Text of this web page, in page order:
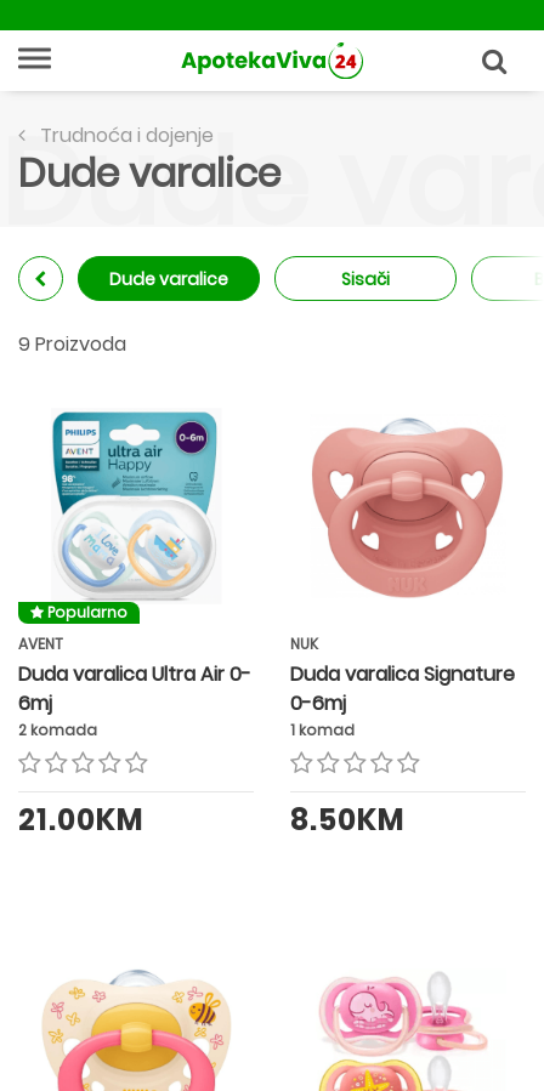
Trudnoća i dojenje
Dude varalice
Dude
Dude varalice Sisači
9 Proizvoda
Popularno
AVENT
Duda varalica Ultra Air 0-
6mj
2 komada
21.00KM
NUK
Duda varalica Signature
0-6mj
1 komad
8.50KM